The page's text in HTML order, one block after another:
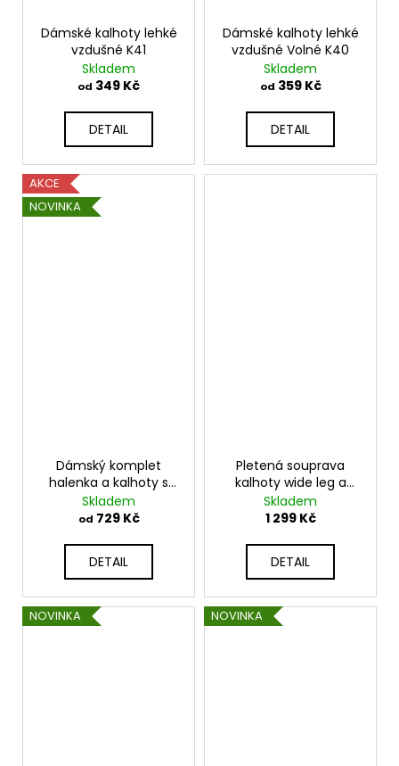
Dámské kalhoty lehké
vzdušné K41
Skladem
od 349 Kč
DETAIL
Dámské kalhoty lehké
vzdušné Volné K40
Skladem
od 359 Kč
DETAIL
AKCE
NOVINKA
Dámský komplet
halenka a kalhoty s
náhrdelníkem béžový
– elegantní outfit
Skladem
od 729 Kč
DETAIL
Pletená souprava
kalhoty wide leg a
mikina s kapuci JK-
RICO
Skladem
1 299 Kč
DETAIL
NOVINKA NOVINKA